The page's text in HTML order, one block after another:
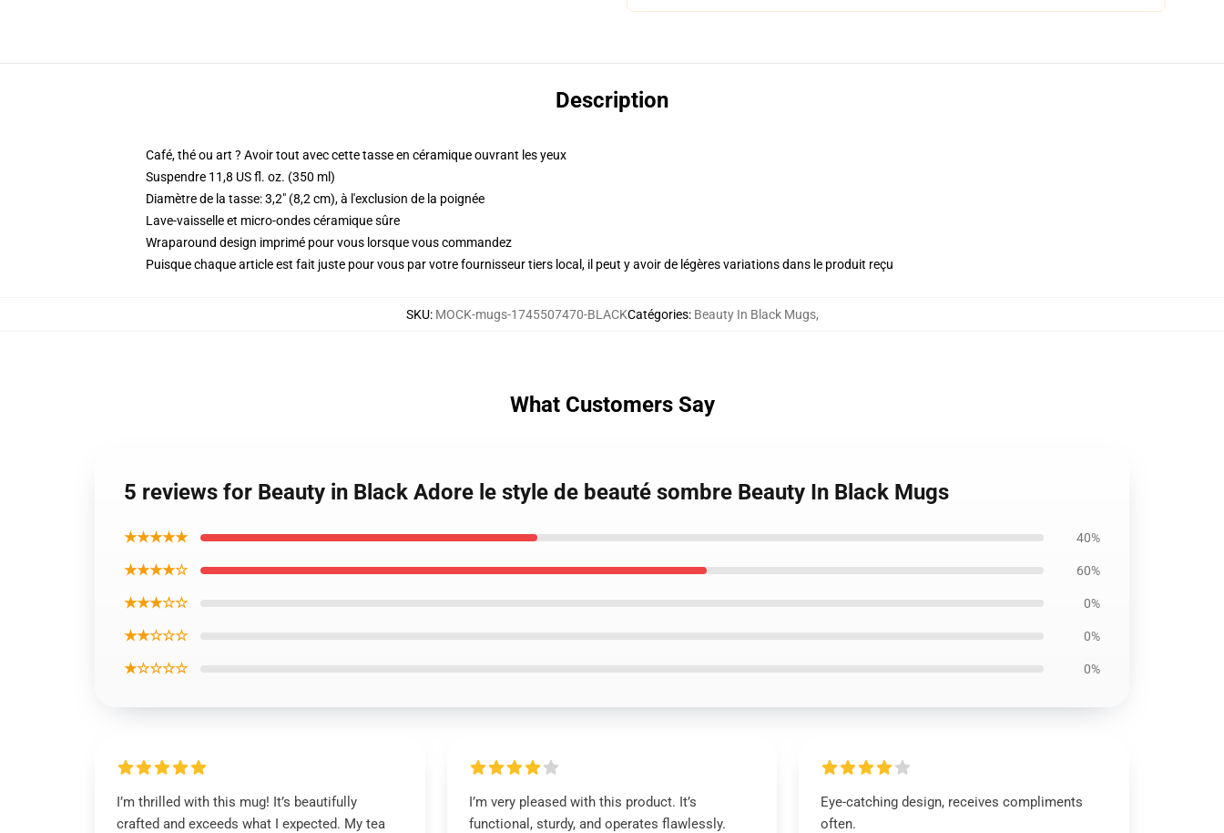
Description
Café, thé ou art ? Avoir tout avec cette tasse en céramique ouvrant les yeux
Suspendre 11,8 US fl. oz. (350 ml)
Diamètre de la tasse: 3,2" (8,2 cm), à l'exclusion de la poignée
Lave-vaisselle et micro-ondes céramique sûre
Wraparound design imprimé pour vous lorsque vous commandez
Puisque chaque article est fait juste pour vous par votre fournisseur tiers local, il peut y avoir de légères variations dans le produit reçu
SKU: MOCK-mugs-1745507470-BLACKCatégories: Beauty In Black Mugs,
What Customers Say
5 reviews for Beauty in Black Adore le style de beauté sombre Beauty In Black Mugs
★★★★★ 40%
★★★★☆ 60%
★★★☆☆ 0%
★★☆☆☆ 0%
★☆☆☆☆ 0%
I’m thrilled with this mug! It’s beautifully
crafted and exceeds what I expected. My tea
I’m very pleased with this product. It’s
functional, sturdy, and operates flawlessly.
Eye-catching design, receives compliments
often.